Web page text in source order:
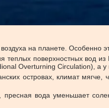
на планете. Особенно
теплых поверхностных вод
Overturning Circulation), а
островах, климат
вода уменьшает